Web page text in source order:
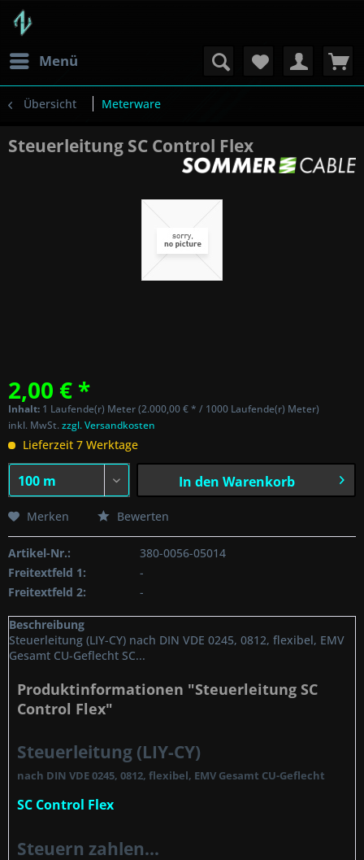
Menü
Übersicht Meterware
Steuerleitung SC Control Flex
2,00 € *
Inhalt: 1 Laufende(r) Meter (2.000,00 € * / 1000 Laufende(r) Meter)
inkl. MwSt.zzgl. Versandkosten
Lieferzeit 7 Werktage
In den Warenkorb
Merken Bewerten
Artikel-Nr.:
380-0056-05014
Freitextfeld 1:
-
Freitextfeld 2:
-
Beschreibung
Steuerleitung (LIY-CY) nach DIN VDE 0245, 0812, flexibel, EMV
Gesamt CU-Geflecht SC...
Produktinformationen "Steuerleitung SC
Control Flex"
Steuerleitung (LIY-CY)
nach DIN VDE 0245, 0812, flexibel, EMV Gesamt CU-Geflecht
SC Control Flex
Steuern zahlen...